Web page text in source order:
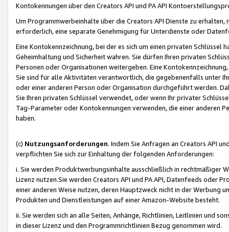
Kontokennungen über den Creators API und PA API
Um Programmwerbeinhalte über die Creators API Dienste zu
erforderlich, eine separate Genehmigung für Unterdienste oder
Eine Kontokennzeichnung, bei der es sich um einen privaten
Geheimhaltung und Sicherheit wahren. Sie dürfen Ihren privaten
Personen oder Organisationen weitergeben. Eine
Sie sind für alle Aktivitäten verantwortlich, die gegebenenfalls unter
oder einer anderen Person oder Organisation durchgeführt werden.
Sie Ihren privaten Schlüssel verwendet, oder wenn Ihr privater
Tag-Parameter oder Kontokennungen verwenden, die einer anderen
haben.
(c) Nutzungsanforderungen. Indem Sie Anfragen an Creators API
verpflichten Sie sich zur Einhaltung der folgenden Anforderungen:
i. Sie werden Produktwerbungsinhalte ausschließlich in rechtmäßiger
Lizenz nutzen.Sie werden Creators API und PA API, Datenfeeds oder
einer anderen Weise nutzen, deren Hauptzweck nicht in der Werbung
Produkten und Dienstleistungen auf einer Amazon-Website besteht.
ii. Sie werden sich an alle Seiten, Anhänge, Richtlinien, Leitlinien und
in dieser Lizenz und den Programmrichtlinien Bezug genommen wird.